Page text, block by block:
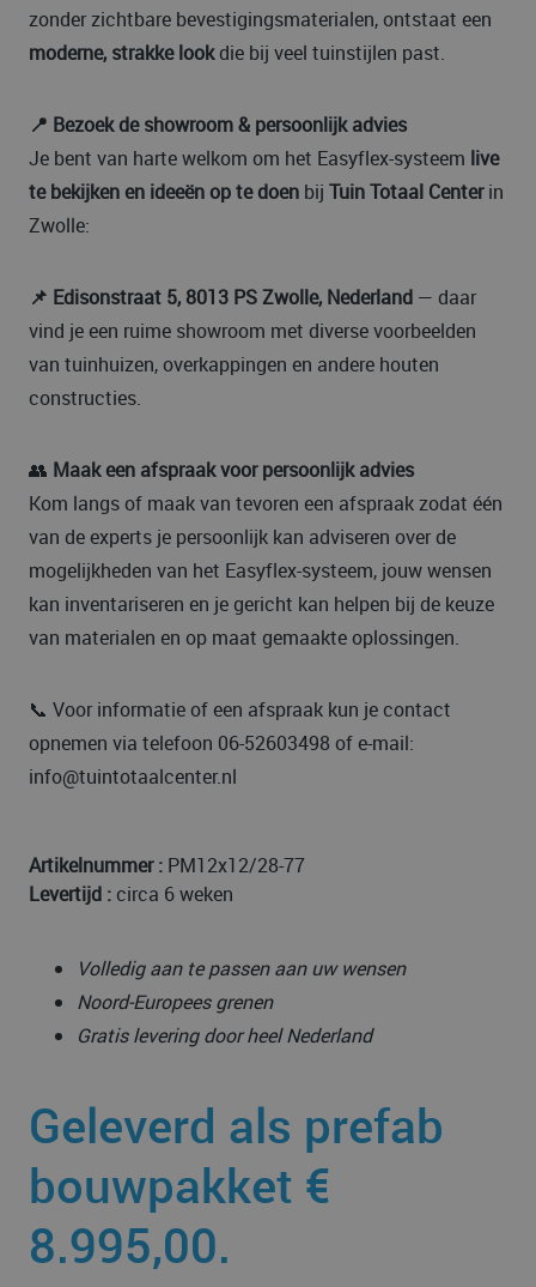
zonder zichtbare bevestigingsmaterialen, ontstaat een
moderne, strakke lookdie bij veel tuinstijlen past.
📍 Bezoek de showroom & persoonlijk advies
Je bent van harte welkom om het Easyflex-systeem live
te bekijken en ideeën op te doen bij Tuin Totaal Centerin
Zwolle:
📌 Edisonstraat 5, 8013 PS Zwolle, Nederland — daar
vind je een ruime show­room met diverse voorbeelden
van tuinhuizen, overkappingen en andere houten
constructies.
👥 Maak een afspraak voor persoonlijk advies
Kom langs of maak van tevoren een afspraak zodat één
van de experts je persoonlijk kan adviseren over de
mogelijkheden van het Easyflex-systeem, jouw wensen
kan inventariseren en je gericht kan helpen bij de keuze
van materialen en op maat gemaakte oplossingen.
📞 Voor informatie of een afspraak kun je contact
opnemen via telefoon 06-52603498 of e-mail:
info@tuintotaalcenter.nl
Artikelnummer : PM12x12/28-77
Levertijd :circa 6 weken
Volledig aan te passen aan uw wensen
Noord-Europees grenen
Gratis levering door heel Nederland
Geleverd als prefab
bouwpakket €
8.995,00.